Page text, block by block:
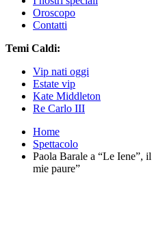
Oroscopo
Contatti
Temi Caldi:
Vip nati oggi
Estate vip
Kate Middleton
Re Carlo III
Home
Spettacolo
Paola Barale a “Le Iene”,
mie paure”